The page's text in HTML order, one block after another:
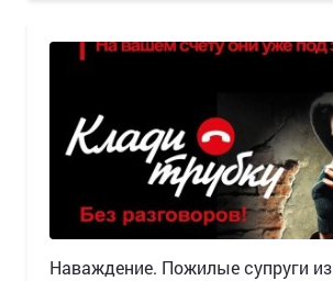
Наваждение. Пожилые супруги из